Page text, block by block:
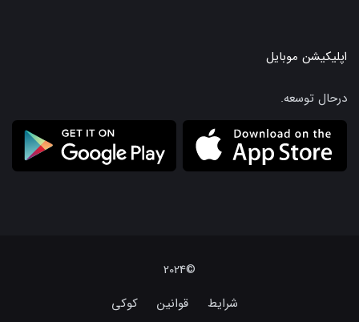
اپلیکیشن موبایل
درحال توسعه.
©2024
شرایط
قوانین کوکی